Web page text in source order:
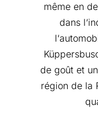
même en
dans
de goût et
région de la